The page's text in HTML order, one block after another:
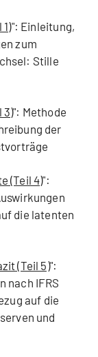
": Einleitung,
zum
Stille
3)": Methode
der
(Teil 4)":
die latenten
(Teil 5)":
nach IFRS
auf die
und